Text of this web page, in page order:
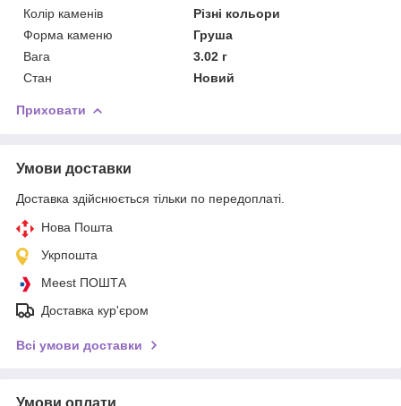
Колір каменів
Різні кольори
Форма каменю
Груша
Вага
3.02 г
Стан
Новий
Приховати
Умови доставки
Доставка здійснюється тільки по передоплаті.
Нова Пошта
Укрпошта
Meest ПОШТА
Доставка кур'єром
Всі умови доставки
Умови оплати